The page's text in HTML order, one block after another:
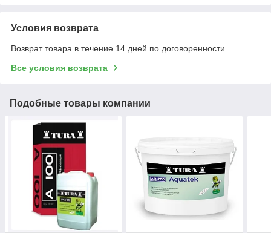
Условия возврата
Возврат товара в течение 14 дней по договоренности
Все условия возврата
Подобные товары компании